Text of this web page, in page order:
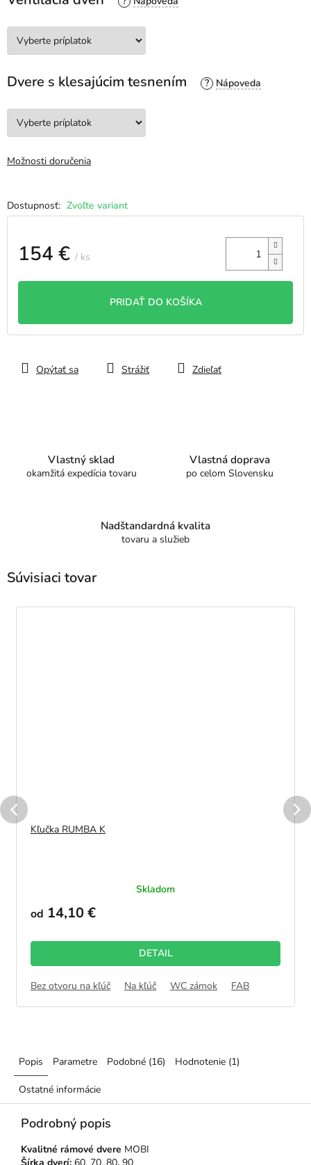
Zvoľte variant
Dvere s klesajúcim tesnením ?
Možnosti doručenia
154 € / ks
PRIDAŤ DO KOŠÍKA
Opýtať sa Strážiť Zdieľať
Vlastný sklad
okamžitá expedícia tovaru
Vlastná doprava
po celom Slovensku
Nadštandardná kvalita
tovaru a služieb
Súvisiaci tovar
Kľučka RUMBA K
Skladom
od 14,10 €
DETAIL
Bez otvoru na kľúč Na kľúč WC zámok FAB
Popis Parametre Podobné (16) Hodnotenie (1)
Ostatné informácie
Podrobný popis
Kvalitné rámové dvere MOBI
Šírka dverí: 60, 70, 80, 90